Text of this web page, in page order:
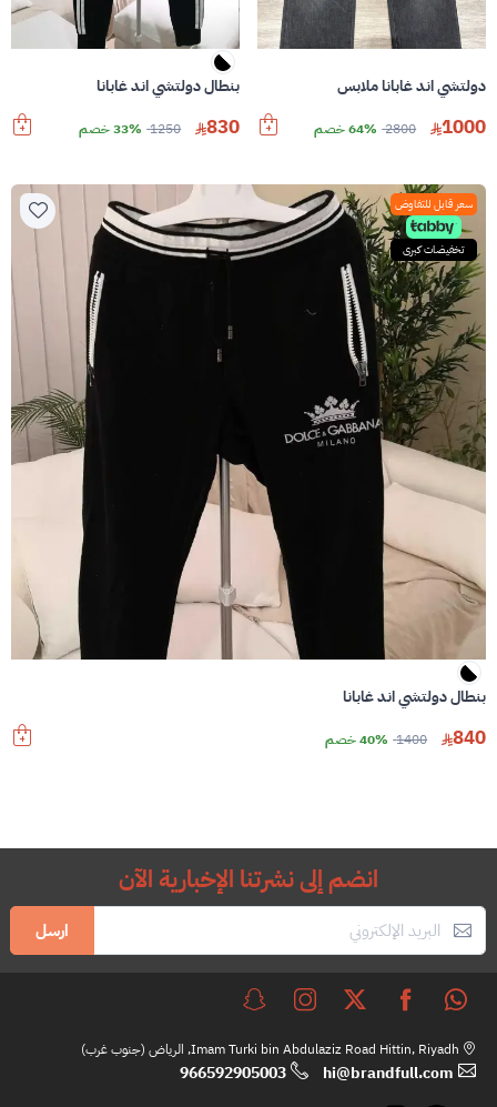
دولتشي اند غابانا ملابس
1000
2800 64% خصم
بنطال دولتشي اند غابانا
830
1250 33% خصم
سعر قابل للتفاوض
تخفيضات كبرى
بنطال دولتشي اند غابانا
840
1400 40% خصم
انضم إلى نشرتنا الإخبارية الآن
ارسل
Imam Turki bin Abdulaziz Road Hittin, Riyadh, الرياض (جنوب غرب)
hi@brandfull.com
966592905003